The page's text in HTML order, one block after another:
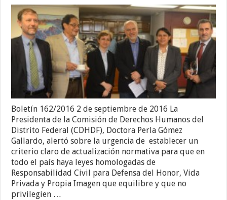
Boletín 162/2016 2 de septiembre de 2016 La
Presidenta de la Comisión de Derechos Humanos del
Distrito Federal (CDHDF), Doctora Perla Gómez
Gallardo, alertó sobre la urgencia de establecer un
criterio claro de actualización normativa para que en
todo el país haya leyes homologadas de
Responsabilidad Civil para Defensa del Honor, Vida
Privada y Propia Imagen que equilibre y que no
privilegien …